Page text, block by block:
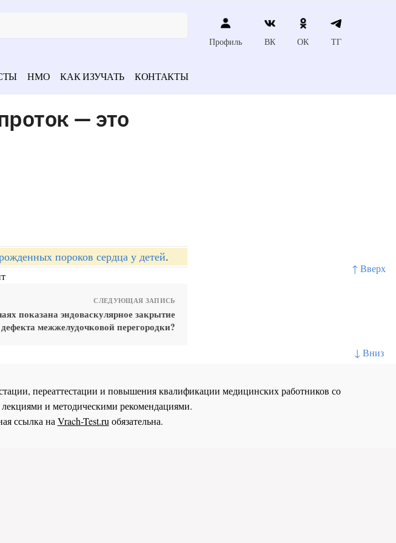
↑ Вверх
↓ Вниз
Профиль ВК ОК ТГ
НМО КАК ИЗУЧАТЬ КОНТАКТЫ
— это
пороков сердца у детей.
СЛЕДУЮЩАЯ ЗАПИСЬ
показана эндоваскулярное закрытие
дефекта межжелудочковой перегородки?
переаттестации и повышения квалификации медицинских работников со
и методическими рекомендациями.
ссылка на Vrach-Test.ru обязательна.